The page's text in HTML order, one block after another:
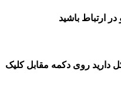
ارتباط باشید
دارید روی دکمه مقابل کلیک